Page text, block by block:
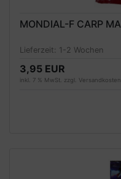
MONDIAL-F CARP
Lieferzeit: 1-2 Wochen
3,95 EUR
inkl. 7 % MwSt. zzgl. Versandkosten